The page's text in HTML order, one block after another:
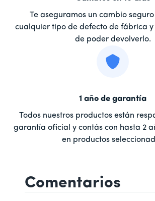
Te aseguramos un cambio
cualquier tipo de defecto de fábrica
de poder devolverlo.
1 año de garantía
Todos nuestros productos están
garantía oficial y contás con hasta 2
en productos
Comentarios